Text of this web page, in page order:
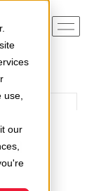
our